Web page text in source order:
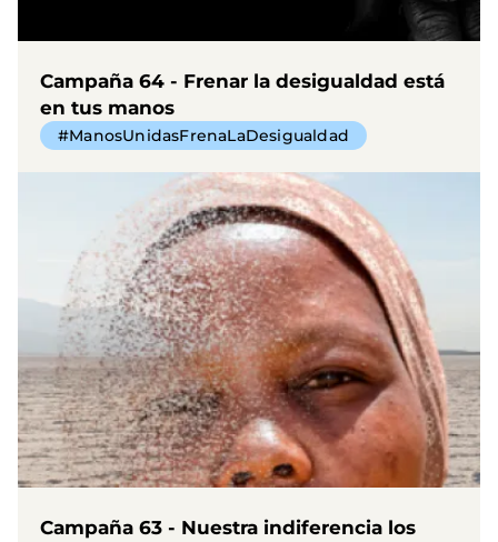
Campaña 64 - Frenar la desigualdad está
en tus manos
#ManosUnidasFrenaLaDesigualdad
Campaña 63 - Nuestra indiferencia los